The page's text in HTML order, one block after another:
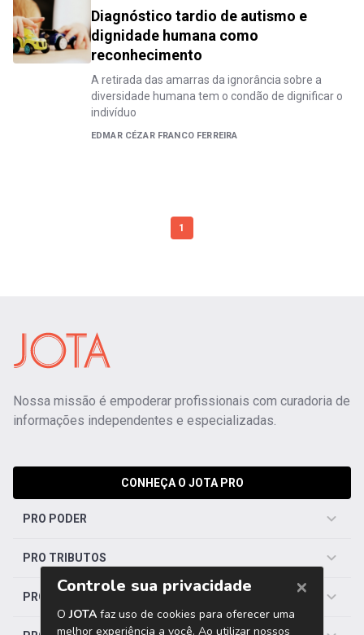
Diagnóstico tardio de autismo e
dignidade humana como
reconhecimento
A retirada das amarras da ignorância sobre a
diversidade humana tem o condão de dignificar o
indivíduo
EDMAR CÉZAR FRANCO FERREIRA
1
Nossa missão é empoderar profissionais com curadoria de
informações independentes e especializadas.
CONHEÇA O JOTA PRO
PRO PODER
PRO TRIBUTOS
PRO TRABALHISTA